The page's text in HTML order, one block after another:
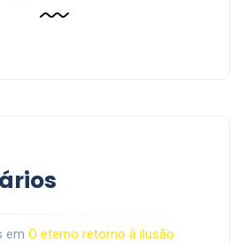
em O eterno retorno à ilusão